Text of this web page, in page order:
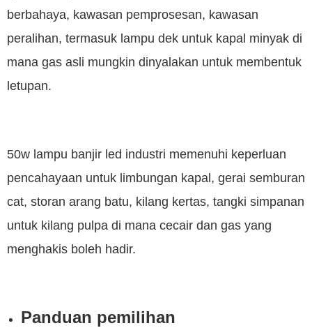
berbahaya, kawasan pemprosesan, kawasan
peralihan, termasuk lampu dek untuk kapal minyak di
mana gas asli mungkin dinyalakan untuk membentuk
letupan.
50w lampu banjir led industri memenuhi keperluan
pencahayaan untuk limbungan kapal, gerai semburan
cat, storan arang batu, kilang kertas, tangki simpanan
untuk kilang pulpa di mana cecair dan gas yang
menghakis boleh hadir.
Panduan pemilihan